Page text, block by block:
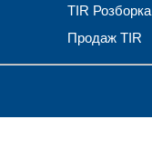
TIR Розборка
Продаж TIR